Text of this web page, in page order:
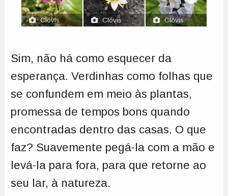
Clóvis
Clóvis
Clóvis
Sim, não há como esquecer da
esperança. Verdinhas como folhas que
se confundem em meio às plantas,
promessa de tempos bons quando
encontradas dentro das casas. O que
faz? Suavemente pegá-la com a mão e
levá-la para fora, para que retorne ao
seu lar, à natureza.